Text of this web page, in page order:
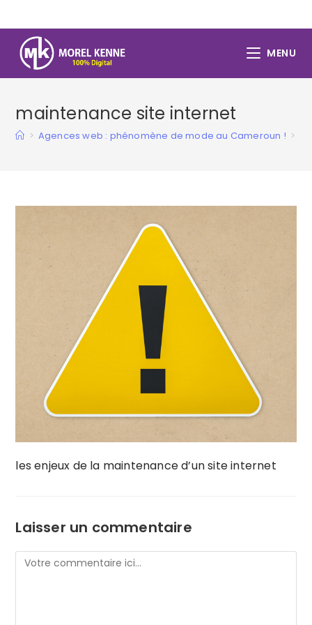
content
MENU
maintenance site internet
> Agences web : phénomène de mode au Cameroun ! >
les enjeux de la maintenance d’un site internet
Laisser un commentaire
Comment